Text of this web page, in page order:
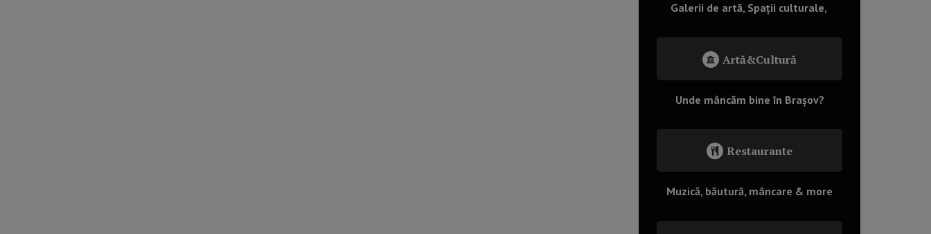
Galerii de artă, Spații culturale,
Artă&Cultură
Unde mâncăm bine în Brașov?
Restaurante
Muzică, băutură, mâncare & more